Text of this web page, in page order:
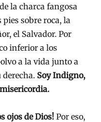
la charca fangosa
sobre roca, la
el Salvador. Por
inferior a los
a la vida junto a
derecha. Soy Indigno,
ojos de Dios! Por eso,